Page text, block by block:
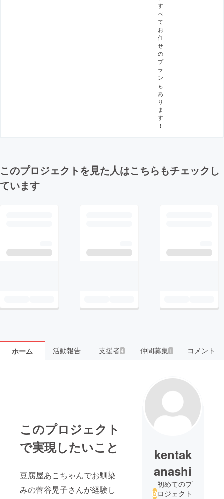
す
べ
て
お
任
せ
の
プ
ラ
ン
も
あ
り
ま
す
！
このプロジェクトを見た人はこちらもチェックし
ています
ホーム 活動報告 支援者4 仲間募集 1 コメント
このプロジェクト
で実現したいこと
豆腐屋あこちゃんでお馴染
みの菅谷晃子さんが経験し
kentak
anashi
初めてのプ
ロジェクト